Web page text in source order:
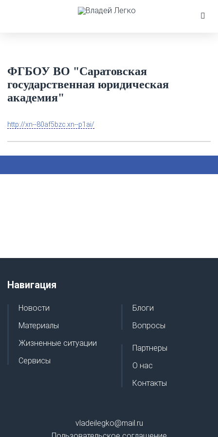
ФГБОУ ВО "Саратовская
государственная юридическая
академия"
http://xn--80af5bzc.xn--p1ai/
Навигация
Новости
Материалы
Жизненные ситуации
Сервисы
Блоги
Вопросы
Партнеры
О нас
Контакты
vladeilegko@mail.ru